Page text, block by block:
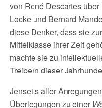
von René Descartes
Locke und Bernard
diese Denker, dass sie
Mittelklasse ihrer Zeit
machte sie zu
Treibern dieser
Jenseits aller
Überlegungen zu einer